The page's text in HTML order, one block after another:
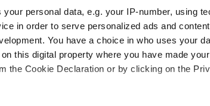
your personal data, e.g. your IP-number, using
in order to serve personalized ads and
You have a choice in who uses your
this digital property where you have made
the Cookie Declaration or by clicking on the
は追加ユニットの配置、そして
トが必要なあらゆる情報を含んだ
ットの単数の点
は自動で回避され
ティブに最適化することができま